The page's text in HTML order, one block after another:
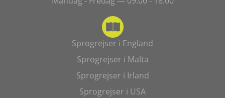
Sprogrejser i England
Sprogrejser i Malta
Sprogrejser i Irland
Sprogrejser i USA